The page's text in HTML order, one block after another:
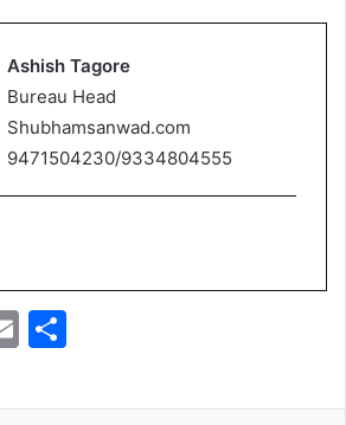
Ashish Tagore
Bureau Head
Shubhamsanwad.com
9471504230/9334804555
E
ai ar